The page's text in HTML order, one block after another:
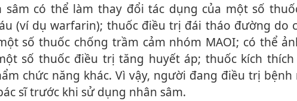
(ví dụ warfarin); thuốc điều trị đái tháo đường do
số thuốc chống trầm cảm nhóm MAOI; có thể
số thuốc điều trị tăng huyết áp; thuốc kíc‌h
chức năng khác. Vì vậy, người đang điều trị bệnh
sĩ trước khi sử dụng nhân sâm.